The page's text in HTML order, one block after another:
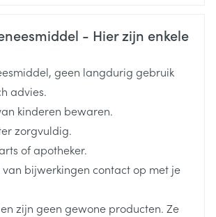
Mepitel
144 mm
273 mm
30 mm
- Hier zijn enkele
geen langdurig gebruik
advies.
kinderen bewaren.
zorgvuldig.
of apotheker.
bijwerkingen contact op met je
zijn geen gewone producten. Ze